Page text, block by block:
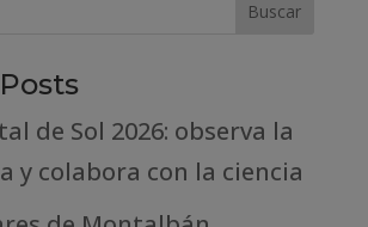
de Sol 2026: observa la
y colabora con la ciencia